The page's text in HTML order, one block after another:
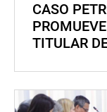
CASO
TITULAR